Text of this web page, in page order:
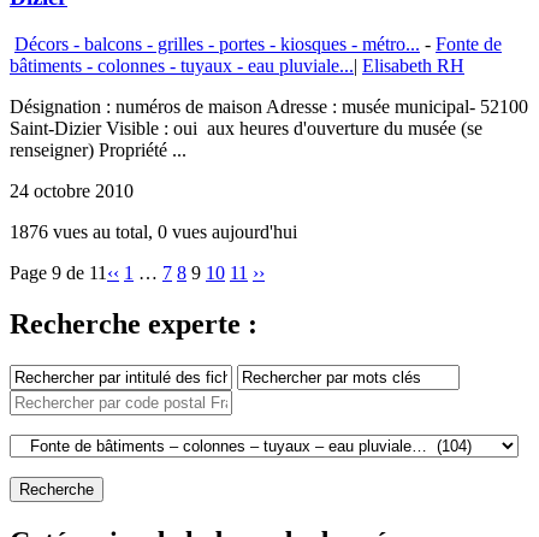
Décors - balcons - grilles - portes - kiosques - métro... - Fonte de
bâtiments - colonnes - tuyaux - eau pluviale...| Elisabeth RH
Désignation : numéros de maison Adresse : musée municipal- 52100
Saint-Dizier Visible : oui aux heures d'ouverture du musée (se
renseigner) Propriété ...
24 octobre 2010
1876 vues au total, 0 vues aujourd'hui
Page 9 de 11 ‹‹ 1 … 7 8 9 10 11 ››
Recherche experte :